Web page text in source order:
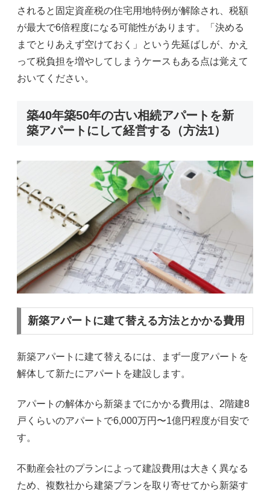
されると固定資産税の住宅用地特例が解除され、税額
が最大で6倍程度になる可能性があります。「決める
までとりあえず空けておく」という先延ばしが、かえ
って税負担を増やしてしまうケースもある点は覚えて
おいてください。
築40年築50年の古い相続アパートを新
築アパートにして経営する（方法1）
新築アパートに建て替える方法とかかる費用
新築アパートに建て替えるには、まず一度アパートを
解体して新たにアパートを建設します。
アパートの解体から新築までにかかる費用は、2階建8
戸くらいのアパートで6,000万円〜1億円程度が目安で
す。
不動産会社のプランによって建設費用は大きく異なる
ため、複数社から建築プランを取り寄せてから新築す